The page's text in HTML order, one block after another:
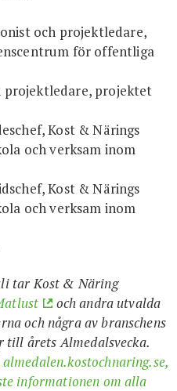
och projektledare,
för offentliga
projektledare, projektet
Kost & Närings
och verksam inom
Kost & Närings
och verksam inom
tar Kost & Näring
och andra utvalda
och några av branschens
årets Almedalsvecka.
informationen om alla